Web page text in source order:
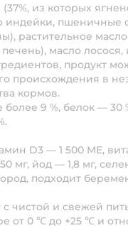
из которых
индейки,
растительное
масло
продукт
происхождения в
кормов.
9 %, белок — 30
D3 — 1 500 МЕ,
мг, йод — 1,8 мг,
подходит
с чистой и свежей
от 0 ℃ до +25 ℃ и